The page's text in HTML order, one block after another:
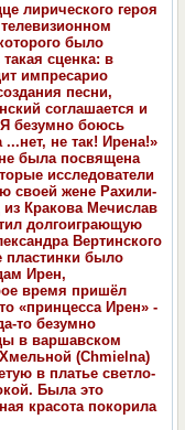
лирического героя
было
сценка: в
импресарио
песни,
соглашается и
безумно боюсь
не так! Ирена!»
была посвящена
исследователи
своей жене Рахили-
из Кракова Мечислав
долгоиграющую
Вертинского
пластинки было
Ирен,
время пришёл
«принцесса Ирен» -
то безумно
в варшавском
(Chmielna)
в платье светло-
Была это
красота покорила